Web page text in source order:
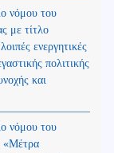
νόμου του
με τίτλο
ενεργητικές
πολιτικής
και
νόμου του
«Μέτρα